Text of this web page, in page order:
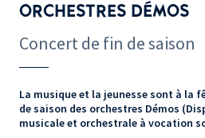
ORCHESTRES DÉMOS
Concert de fin de saison
La musique et la jeunesse sont à la
de saison des orchestres Démos
musicale et orchestrale à vocation